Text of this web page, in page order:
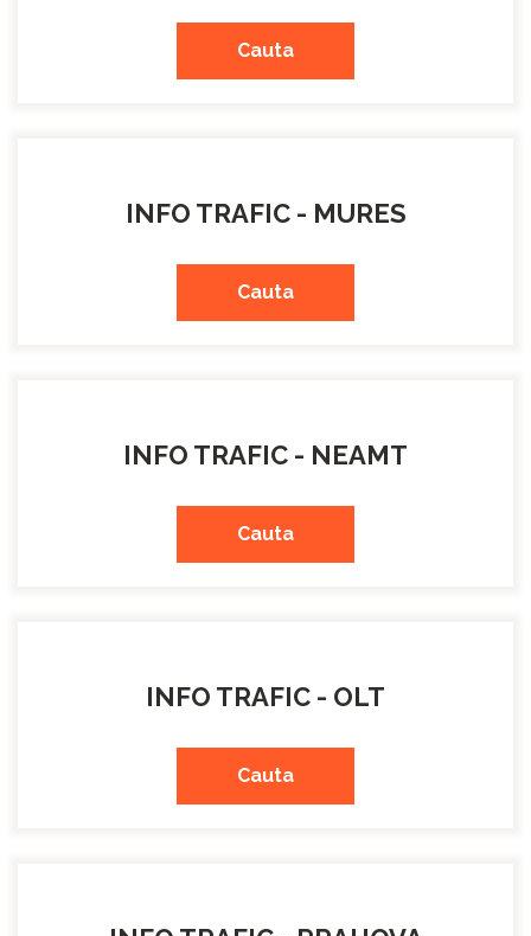
Cauta
INFO TRAFIC - MURES
Cauta
INFO TRAFIC - NEAMT
Cauta
INFO TRAFIC - OLT
Cauta